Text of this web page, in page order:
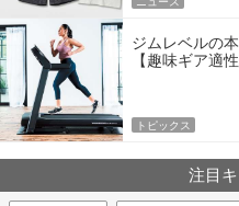
ジムレベルの
【趣味ギア適性
トピックス
注目